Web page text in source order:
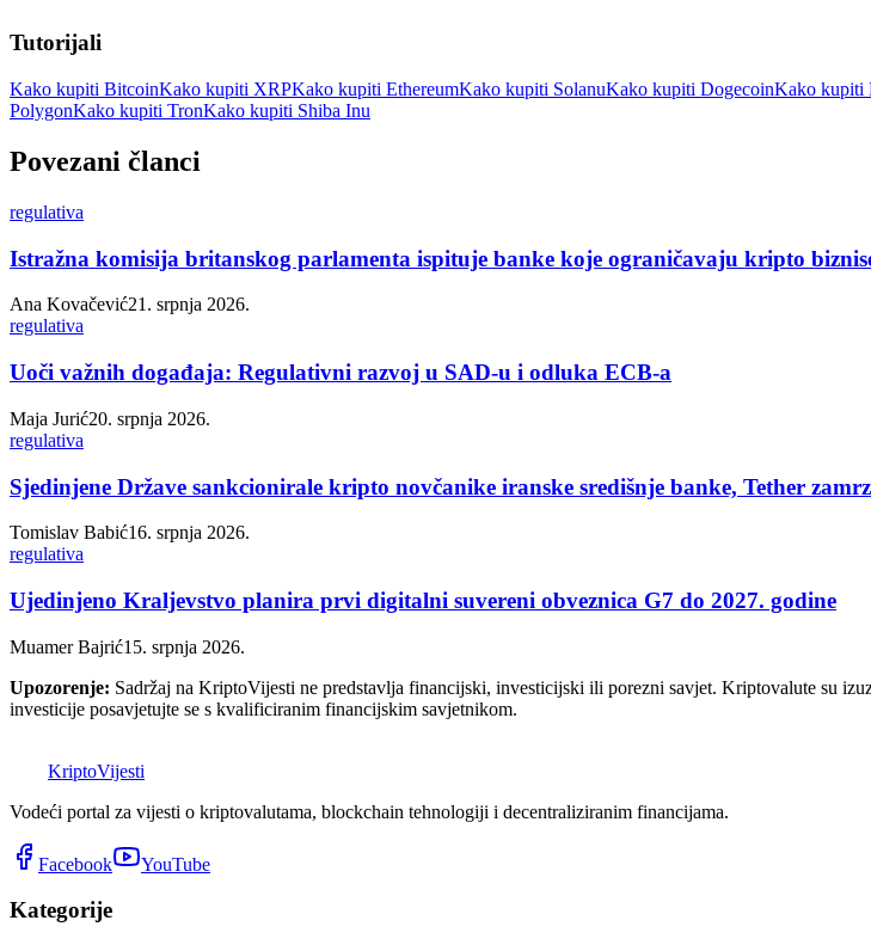
Tutorijali
Kako kupiti BitcoinKako kupiti XRPKako kupiti EthereumKako kupiti SolanuKako kupiti DogecoinKako kupiti
PolygonKako kupiti TronKako kupiti Shiba Inu
Povezani članci
regulativa
Istražna komisija britanskog parlamenta ispituje banke koje ograničavaju kripto
Ana Kovačević21. srpnja 2026.
regulativa
Uoči važnih događaja: Regulativni razvoj u SAD-u i odluka ECB-a
Maja Jurić20. srpnja 2026.
regulativa
Sjedinjene Države sankcionirale kripto novčanike iranske središnje banke, Tether
Tomislav Babić16. srpnja 2026.
regulativa
Ujedinjeno Kraljevstvo planira prvi digitalni suvereni obveznica G7 do 2027. godine
Muamer Bajrić15. srpnja 2026.
Upozorenje: Sadržaj na KriptoVijesti ne predstavlja financijski, investicijski ili porezni savjet. Kriptovalute su
investicije posavjetujte se s kvalificiranim financijskim savjetnikom.
KriptoVijesti
Vodeći portal za vijesti o kriptovalutama, blockchain tehnologiji i decentraliziranim financijama.
Facebook YouTube
Kategorije